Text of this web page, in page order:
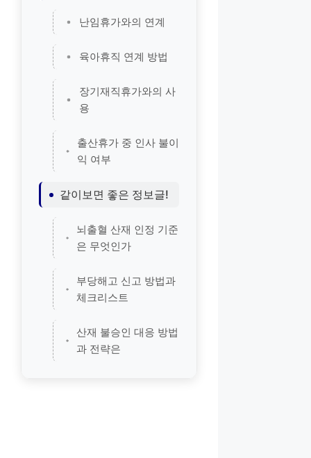
난임휴가와의 연계
육아휴직 연계 방법
장기재직휴가와의 사
용
출산휴가 중 인사 불이
익 여부
같이보면 좋은 정보글!
뇌출혈 산재 인정 기준
은 무엇인가
부당해고 신고 방법과
체크리스트
산재 불승인 대응 방법
과 전략은